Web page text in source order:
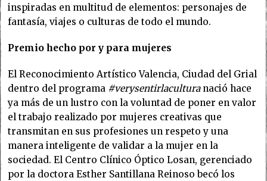
inspiradas en multitud de elementos: personajes de
fantasía, viajes o culturas de todo el mundo.
Premio hecho por y para mujeres
El Reconocimiento Artístico Valencia, Ciudad del Grial
dentro del programa #verysentirlacultura nació hace
ya más de un lustro con la voluntad de poner en valor
el trabajo realizado por mujeres creativas que
transmitan en sus profesiones un respeto y una
manera inteligente de validar a la mujer en la
sociedad. El Centro Clínico Óptico Losan, gerenciado
por la doctora Esther Santillana Reinoso becó los